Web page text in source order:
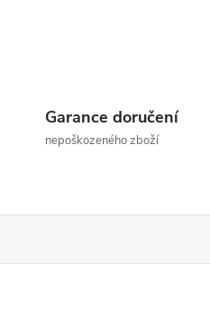
Garance doručení
nepoškozeného zboží